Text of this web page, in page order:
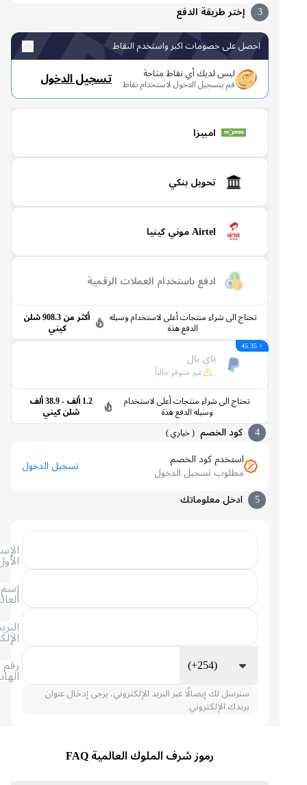
إختر طريقة الدفع
احصل على خصومات اكبر واستخدم النقاط
ليس لديك أي نقاط متاحة
قم بتسجيل الدخول لاستخدام نقاط تسجيل الدخول
امبيزا
تحويل بنكي
Airtel موني كينيا
ادفع باستخدام العملات الرقمية
تحتاج الى شراء منتجات أعلى لاستخدام وسيله
أكثر من 908.3 شلن
باي بال
غير متوفر حالياً
تحتاج الى شراء منتجات أعلى لاستخدام
وسيله الدفع هذة
1.2 ألف - 38.9 ألف
شلن كيني
كود الخصم (خياري )
استخدم كود الخصم
مطلوب تسجيل الدخول
تسجيل الدخول
ادخل معلوماتك
العائلة
الإلكتروني
الهاتف
(+254)
سنرسل لك إيصالًا عبر البريد الإلكتروني، يرجى إدخال عنوان
بريدك الإلكتروني.
رموز شرف الملوك العالمية FAQ